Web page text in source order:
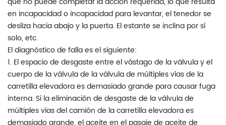
en incapacidad o incapacidad para levantar, el tenedor se
desliza hacia abajo y la puerta. El estante se inclina por sí
solo, etc.
El diagnóstico de falla es el siguiente:
1. El espacio de desgaste entre el vástago de la válvula y el
cuerpo de la válvula de la válvula de múltiples vías de la
carretilla elevadora es demasiado grande para causar fuga
interna. Si la eliminación de desgaste de la válvula de
múltiples vías del camión de la carretilla elevadora es
demasiado grande, el aceite en el pasaje de aceite de